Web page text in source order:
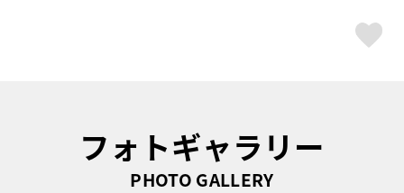
フォトギャラリー
PHOTO GALLERY